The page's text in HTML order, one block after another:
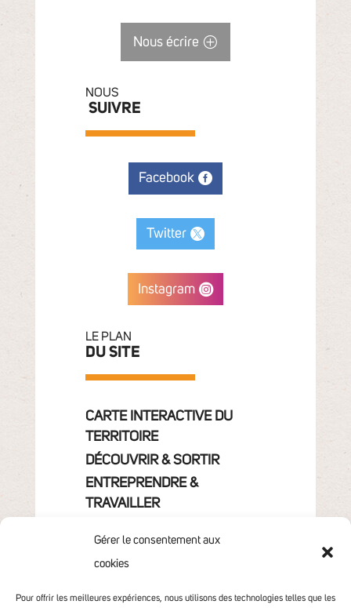
Gérer le consentement aux
cookies
Pour offrir les meilleures expériences, nous utilisons des technologies telles que les
Nous écrire
NOUS
SUIVRE
Facebook
Twitter
Instagram
LE PLAN
DU SITE
CARTE INTERACTIVE DU
TERRITOIRE
DÉCOUVRIR & SORTIR
ENTREPRENDRE &
TRAVAILLER
CONTACT